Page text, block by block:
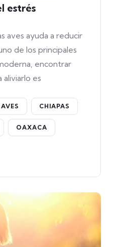
estrés
aves ayuda a reducir
de los principales
encontrar
aliviarlo es
CHIAPAS
OAXACA